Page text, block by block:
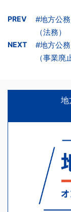
PREV
#地方公
（法務）
NEXT
#地方公
（事業廃
地